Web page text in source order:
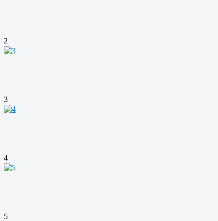
2
3
4
5